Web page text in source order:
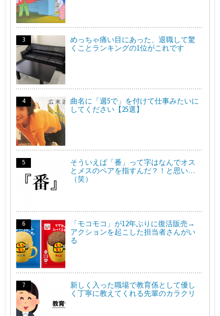
めっちゃ痛い目にあった、退職して驚
くことランキングの1位がこれです
曲名に「週5で」を付けて仕事みたいに
してください【25選】
そういえば「番」って字はなんでオス
とメスのペアを指すんだ？！と思い…
（笑）
「モコモコ」が12年ぶりに復活販売→
アクションを起こした担当者さんがい
る
新しく入った職場で教育係として優し
く丁寧に教えてくれる先輩のカラクリ